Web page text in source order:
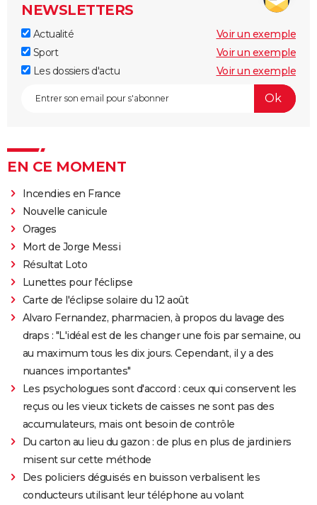
NEWSLETTERS
Actualité
Voir un exemple
Sport
Voir un exemple
Les dossiers d'actu
Voir un exemple
EN CE MOMENT
Incendies en France
Nouvelle canicule
Orages
Mort de Jorge Messi
Résultat Loto
Lunettes pour l'éclipse
Carte de l'éclipse solaire du 12 août
Alvaro Fernandez, pharmacien, à propos du lavage des
draps : "L'idéal est de les changer une fois par semaine, ou
au maximum tous les dix jours. Cependant, il y a des
nuances importantes"
Les psychologues sont d'accord : ceux qui conservent les
reçus ou les vieux tickets de caisses ne sont pas des
accumulateurs, mais ont besoin de contrôle
Du carton au lieu du gazon : de plus en plus de jardiniers
misent sur cette méthode
Des policiers déguisés en buisson verbalisent les
conducteurs utilisant leur téléphone au volant